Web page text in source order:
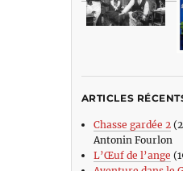
ARTICLES
Chasse gardée 2
Antonin Fourlon
L’Œuf de l’ange